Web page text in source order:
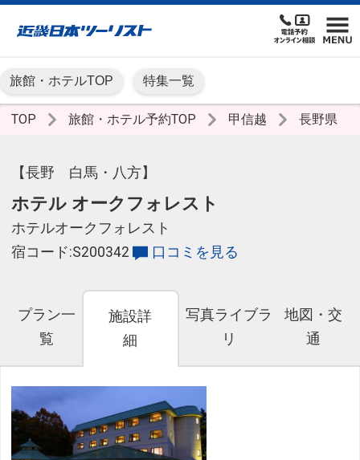
旅館・ホテルTOP 特集一覧
TOP 旅館・ホテル予約TOP 甲信越 長野県
【長野 白馬・八方】
ホテル オークフォレスト
ホテルオークフォレスト
宿コード:S200342
口コミを見る
プラン一
覧
施設詳
細
写真ライブラ
リ
地図・交
通